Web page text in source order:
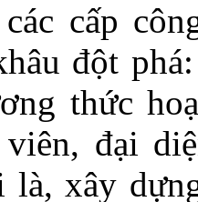
cấp
đột
thức
đại
là, xây